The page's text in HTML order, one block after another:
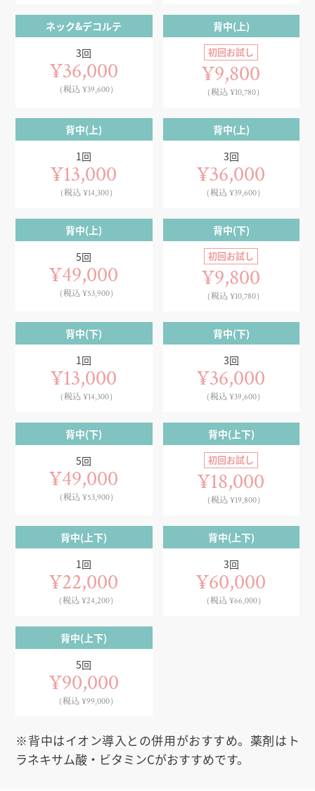
ネック&デコルテ
3回
¥36,000
（税込 ¥39,600）
背中(上)
初回お試し
¥9,800
（税込 ¥10,780）
背中(上)
1回
¥13,000
（税込 ¥14,300）
背中(上)
3回
¥36,000
（税込 ¥39,600）
背中(上)
5回
¥49,000
（税込 ¥53,900）
背中(下)
初回お試し
¥9,800
（税込 ¥10,780）
背中(下)
1回
¥13,000
（税込 ¥14,300）
背中(下)
3回
¥36,000
（税込 ¥39,600）
背中(下)
5回
¥49,000
（税込 ¥53,900）
背中(上下)
初回お試し
¥18,000
（税込 ¥19,800）
背中(上下)
1回
¥22,000
（税込 ¥24,200）
背中(上下)
3回
¥60,000
（税込 ¥66,000）
背中(上下)
5回
¥90,000
（税込 ¥99,000）
※背中はイオン導入との併用がおすすめ。薬剤はト
ラネキサム酸・ビタミンCがおすすめです。